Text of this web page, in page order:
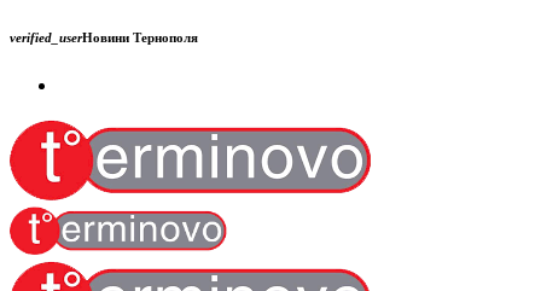
verified_userНовини Тернополя